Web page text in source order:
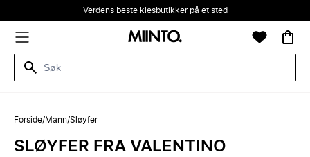
Verdens beste klesbutikker på et sted
Forside/Mann/Sløyfer
SLØYFER FRA VALENTINO